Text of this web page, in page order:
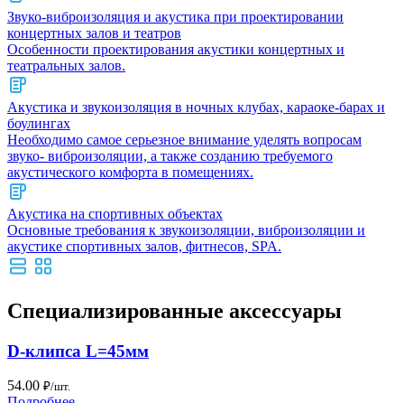
Звуко-виброизоляция и акустика при проектировании
концертных залов и театров
Особенности проектирования акустики концертных и
театральных залов.
Акустика и звукоизоляция в ночных клубах, караоке-барах и
боулингах
Необходимо самое серьезное внимание уделять вопросам
звуко- виброизоляции, а также созданию требуемого
акустического комфорта в помещениях.
Акустика на спортивных объектах
Основные требования к звукоизоляции, виброизоляции и
акустике спортивных залов, фитнесов, SPA.
Специализированные аксессуары
D-клипса L=45мм
54.00 ₽/шт.